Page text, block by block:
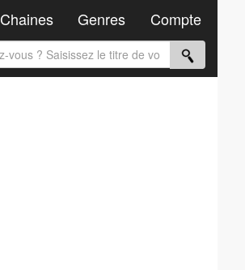
Chaines Genres Compte